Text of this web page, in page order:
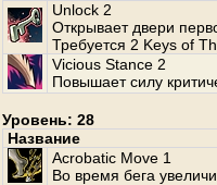
Unlock 2
Открывает двери
Требуется 2 Keys of
Vicious Stance 2
Повышает силу
Уровень: 28
Название
Acrobatic Move 1
Во время бега